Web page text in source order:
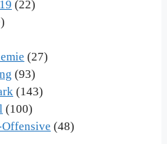
(22)
(27)
(93)
(143)
(100)
Offensive (48)